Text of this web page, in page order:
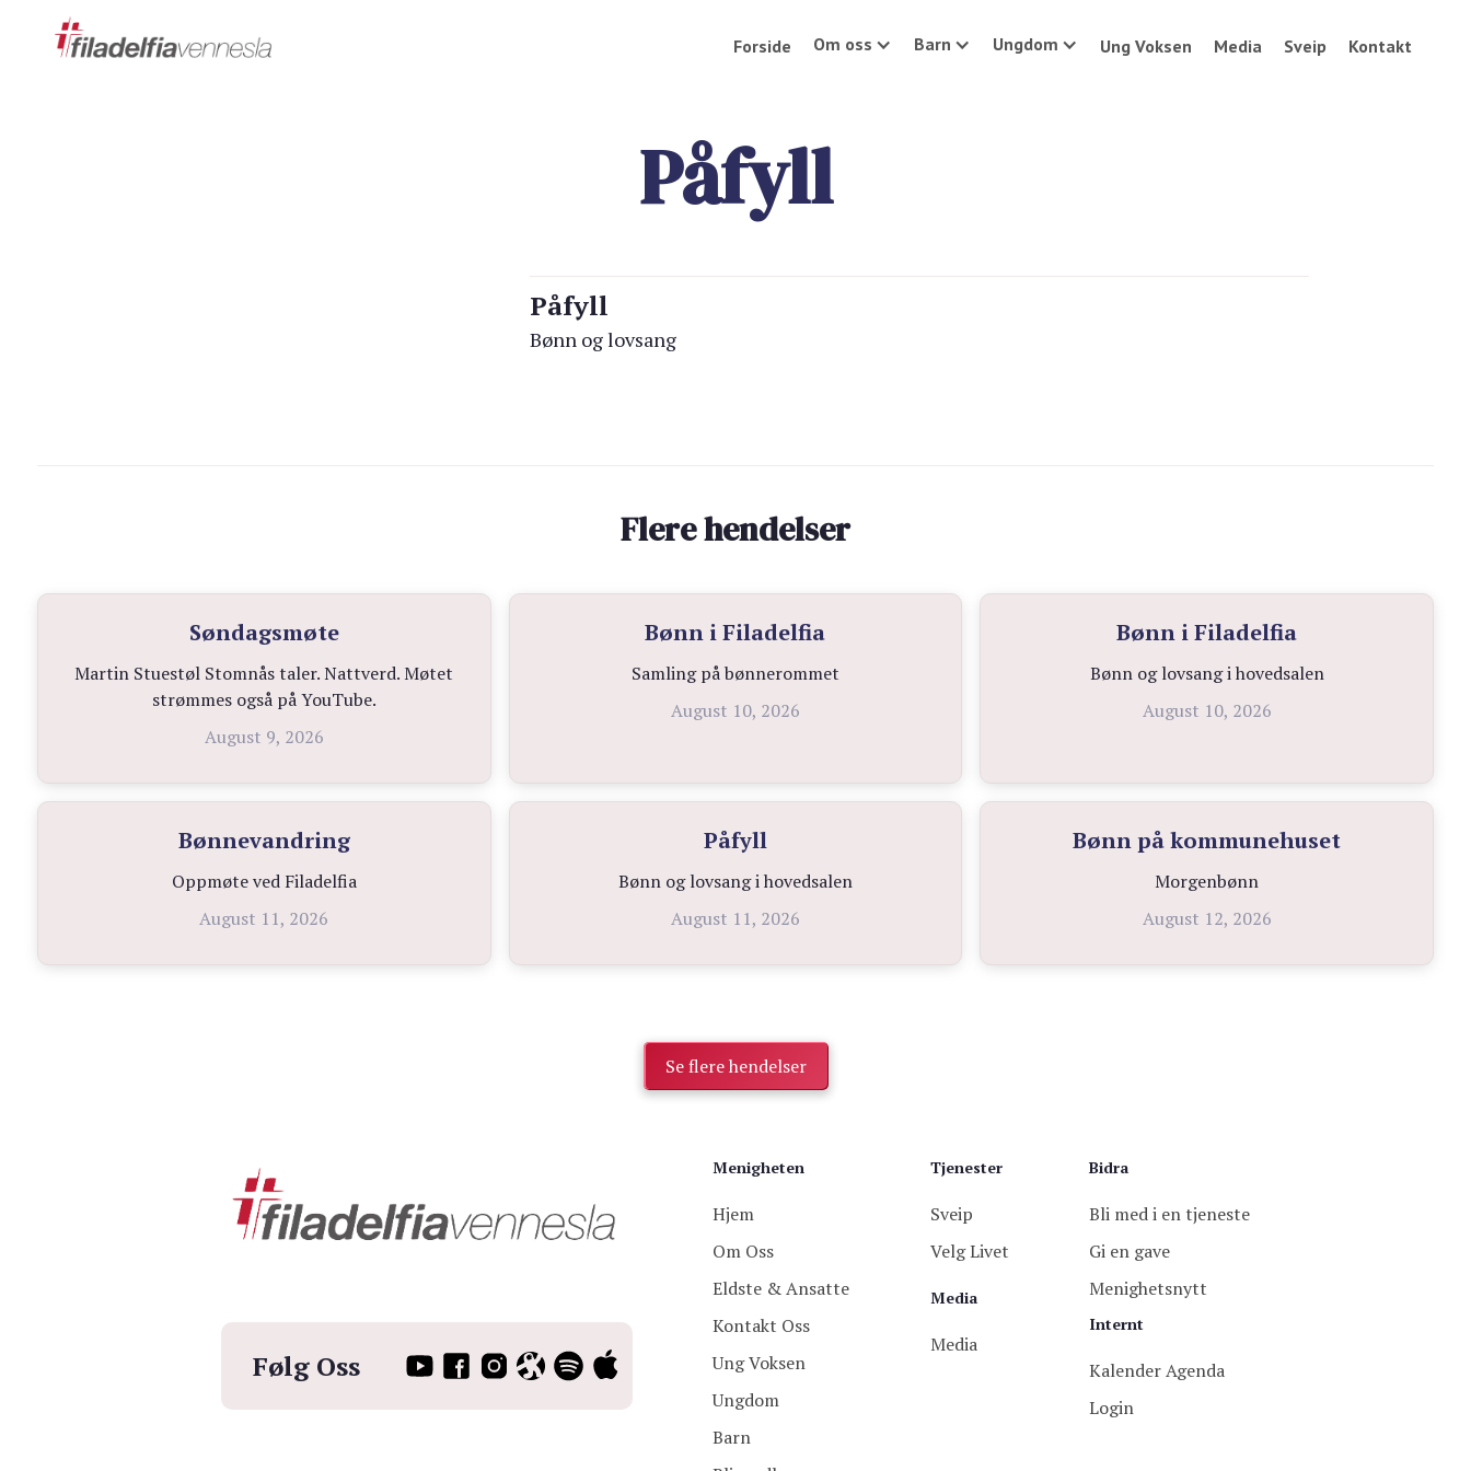
Forside Om oss Barn Ungdom Ung Voksen Media Sveip Kontakt
Påfyll
Påfyll
Bønn og lovsang
Flere hendelser
Søndagsmøte
Martin Stuestøl Stomnås taler. Nattverd. Møtet
strømmes også på YouTube.
August 9, 2026
Bønn i Filadelfia
Samling på bønnerommet
August 10, 2026
Bønn i Filadelfia
Bønn og lovsang i hovedsalen
August 10, 2026
Bønnevandring
Oppmøte ved Filadelfia
August 11, 2026
Påfyll
Bønn og lovsang i hovedsalen
August 11, 2026
Bønn på kommunehuset
Morgenbønn
August 12, 2026
Se flere hendelser
Følg Oss
Menigheten
Hjem
Om Oss
Eldste & Ansatte
Kontakt Oss
Ung Voksen
Ungdom
Barn
Tjenester
Sveip
Velg Livet
Media
Media
Bidra
Bli med i en tjeneste
Gi en gave
Menighetsnytt
Internt
Kalender Agenda
Login